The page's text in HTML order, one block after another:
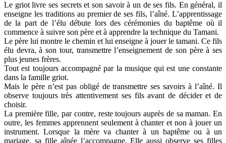
Le griot livre ses secrets et son savoir à un de ses fils. En général, il
enseigne les traditions au premier de ses fils, l’aîné. L’apprentissage
de la part de l’élu débute lors des cérémonies du baptême où il
commence à suivre son père et à apprendre la technique du Tamani.
Le père lui montre le chemin et lui enseigne à jouer le tamani. Ce fils
élu devra, à son tour, transmettre l’enseignement de son père à ses
plus jeunes frères.
Tout est toujours accompagné par la musique qui est une constante
dans la famille griot.
Mais le père n’est pas obligé de transmettre ses savoirs à l’aîné. Il
observe toujours très attentivement ses fils avant de décider et de
choisir.
La première fille, par contre, reste toujours auprès de sa maman. En
outre, les femmes apprennent seulement à chanter et non à jouer un
instrument. Lorsque la mère va chanter à un baptême ou à un
mariage, sa fille aînée l’accompagne. Elle aussi observe ses filles